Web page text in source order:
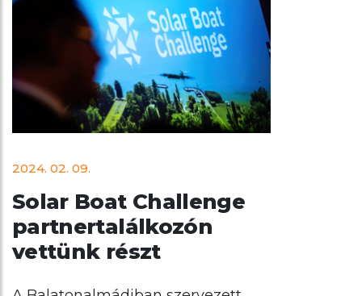
2024. 02. 09.
Solar Boat Challenge
partnertalálkozón
vettünk részt